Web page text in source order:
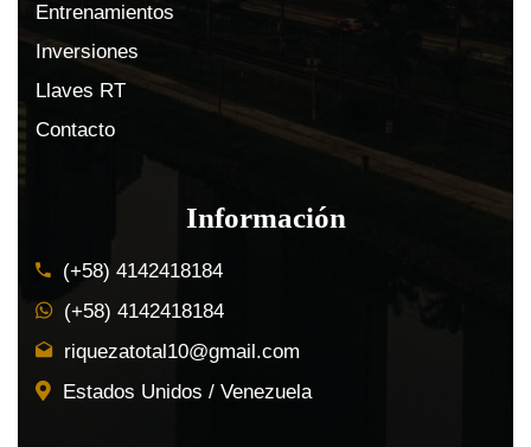
Entrenamientos
Inversiones
Llaves RT
Contacto
Información
(+58) 4142418184
(+58) 4142418184
riquezatotal10@gmail.com
Estados Unidos / Venezuela